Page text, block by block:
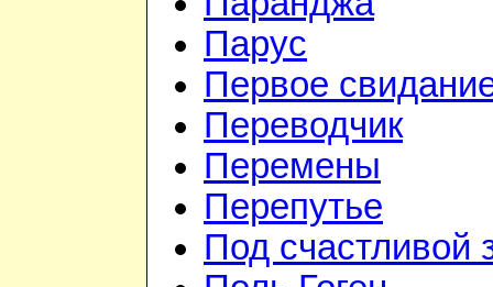
Парус
Первое
Переводчик
Перемены
Перепутье
Под счастливой